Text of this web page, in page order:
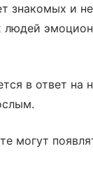
знакомых и
в ответ на
могут